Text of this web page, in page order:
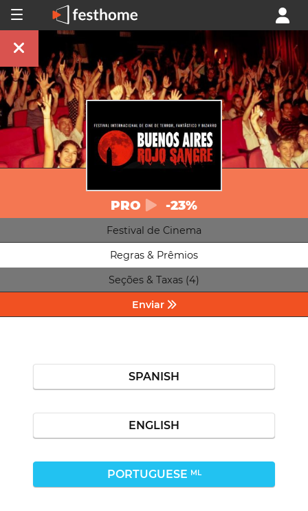
PRO -23%
Festival de Cinema
Regras & Prêmios
Seções & Taxas (4)
Enviar
SPANISH
ENGLISH
PORTUGUESE ML